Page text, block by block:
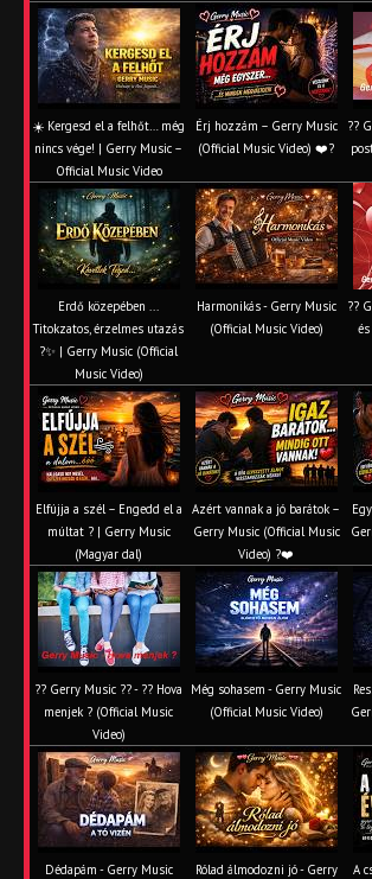
☀️ Kergesd el a felhőt… még
nincs vége! | Gerry Music –
Official Music Video
Érj hozzám – Gerry Music
(Official Music Video) ❤️?
??
Erdő közepében ...
Titokzatos, érzelmes utazás
?✨ | Gerry Music (Official
Music Video)
Harmonikás - Gerry Music
(Official Music Video)
??
Elfújja a szél – Engedd el a
múltat ? | Gerry Music
(Magyar dal)
Azért vannak a jó barátok –
Gerry Music (Official Music
Video) ?❤️
?? Gerry Music ?? - ?? Hova
menjek ? (Official Music
Video)
Még sohasem - Gerry Music
(Official Music Video)
Dédapám - Gerry Music
Rólad álmodozni jó - Gerry
A